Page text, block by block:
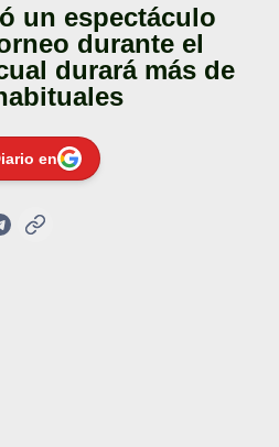
un espectáculo
durante el
durará más de
en